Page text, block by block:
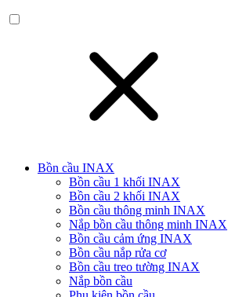
Bồn cầu INAX
Bồn cầu 1 khối INAX
Bồn cầu 2 khối INAX
Bồn cầu thông minh INAX
Nắp bồn cầu thông minh INAX
Bồn cầu cảm ứng INAX
Bồn cầu nắp rửa cơ
Bồn cầu treo tường INAX
Nắp bồn cầu